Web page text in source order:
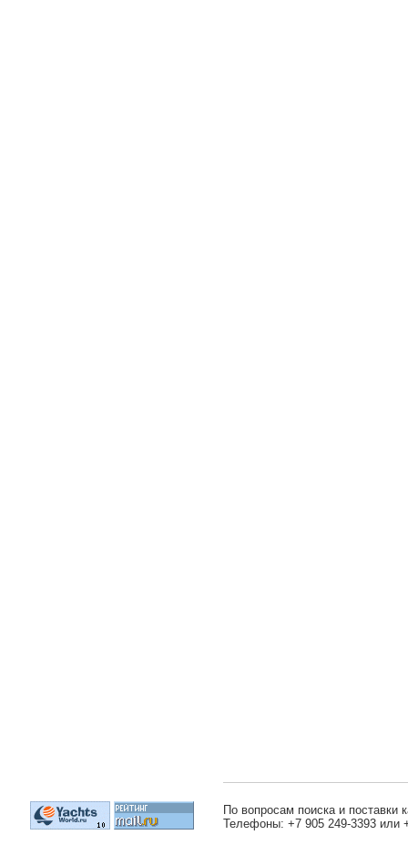
По вопросам поиска и поставки
Телефоны: +7 905 249-3393 или